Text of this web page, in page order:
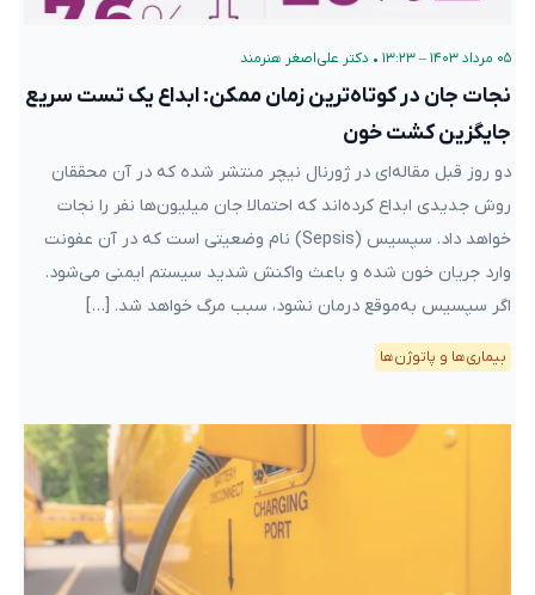
۰۵ مرداد ۱۴۰۳ – ۱۳:۲۳ • دکتر علی‌اصغر هنرمند
نجات جان در کوتاه‌ترین زمان ممکن: ابداع یک تست سریع
جایگزین کشت خون
دو روز قبل مقاله‌ای در ژورنال نیچر منتشر شده که در آن محققان
روش جدیدی ابداع کرده‌اند که احتمالا جان میلیون‌ها نفر را نجات
خواهد داد. سپسیس (Sepsis) نام وضعیتی است که در آن عفونت
وارد جریان خون شده و باعث واکنش شدید سیستم ایمنی می‌شود.
اگر سپسیس به‌موقع درمان نشود، سبب مرگ خواهد شد. […]
بیماری‌ها و پاتوژن‌ها